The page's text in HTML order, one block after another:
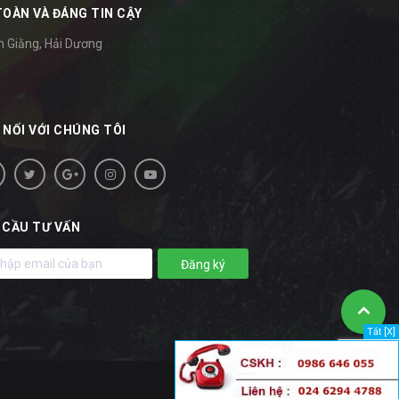
VÀ ĐÁNG TIN CẬY
Giằng, Hải Dương
NỐI VỚI CHÚNG TÔI
CẦU TƯ VẤN
Đăng ký
Tắt [X]